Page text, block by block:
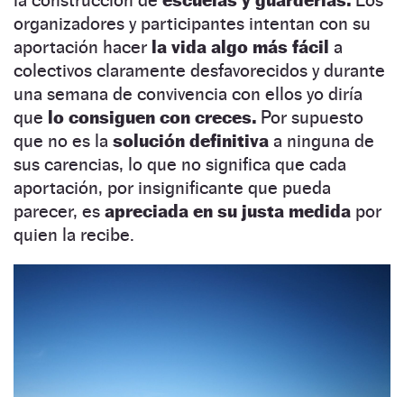
organizadores y participantes intentan con su
aportación hacer la vida algo más fácil a
colectivos claramente desfavorecidos y durante
una semana de convivencia con ellos yo diría
que lo consiguen con creces. Por supuesto
que no es la solución definitiva a ninguna de
sus carencias, lo que no significa que cada
aportación, por insignificante que pueda
parecer, es apreciada en su justa medida por
quien la recibe.